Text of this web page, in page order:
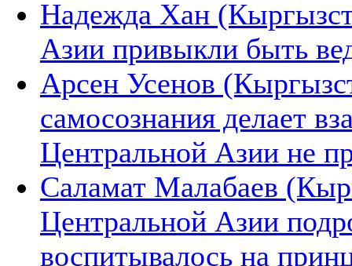
Надежда Хан
Азии привыкли быть
Арсен Усенов
самосознания делает
Центральной Азии не
Саламат Малабаев
Центральной Азии
воспитывалось на